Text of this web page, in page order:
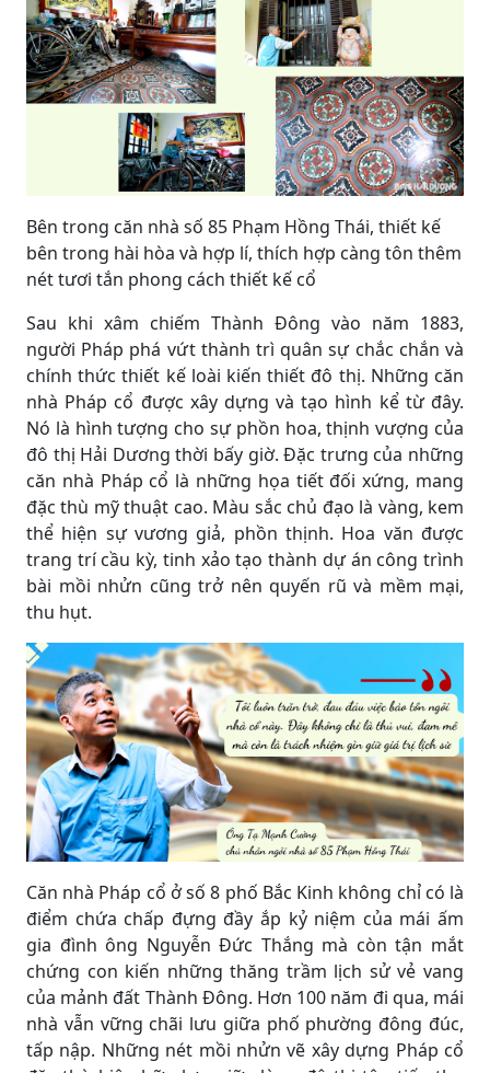
Bên trong căn nhà số 85 Phạm Hồng Thái, thiết kế
bên trong hài hòa và hợp lí, thích hợp càng tôn thêm
nét tươi tắn phong cách thiết kế cổ
Sau khi xâm chiếm Thành Đông vào năm 1883,
người Pháp phá vứt thành trì quân sự chắc chắn và
chính thức thiết kế loài kiến thiết đô thị. Những căn
nhà Pháp cổ được xây dựng và tạo hình kể từ đây.
Nó là hình tượng cho sự phồn hoa, thịnh vượng của
đô thị Hải Dương thời bấy giờ. Đặc trưng của những
căn nhà Pháp cổ là những họa tiết đối xứng, mang
đặc thù mỹ thuật cao. Màu sắc chủ đạo là vàng, kem
thể hiện sự vương giả, phồn thịnh. Hoa văn được
trang trí cầu kỳ, tinh xảo tạo thành dự án công trình
bài mồi nhửn cũng trở nên quyến rũ và mềm mại,
thu hụt.
Căn nhà Pháp cổ ở số 8 phố Bắc Kinh không chỉ có là
điểm chứa chấp đựng đầy ắp kỷ niệm của mái ấm
gia đình ông Nguyễn Đức Thắng mà còn tận mắt
chứng con kiến những thăng trầm lịch sử vẻ vang
của mảnh đất Thành Đông. Hơn 100 năm đi qua, mái
nhà vẫn vững chãi lưu giữa phố phường đông đúc,
tấp nập. Những nét mồi nhửn vẽ xây dựng Pháp cổ